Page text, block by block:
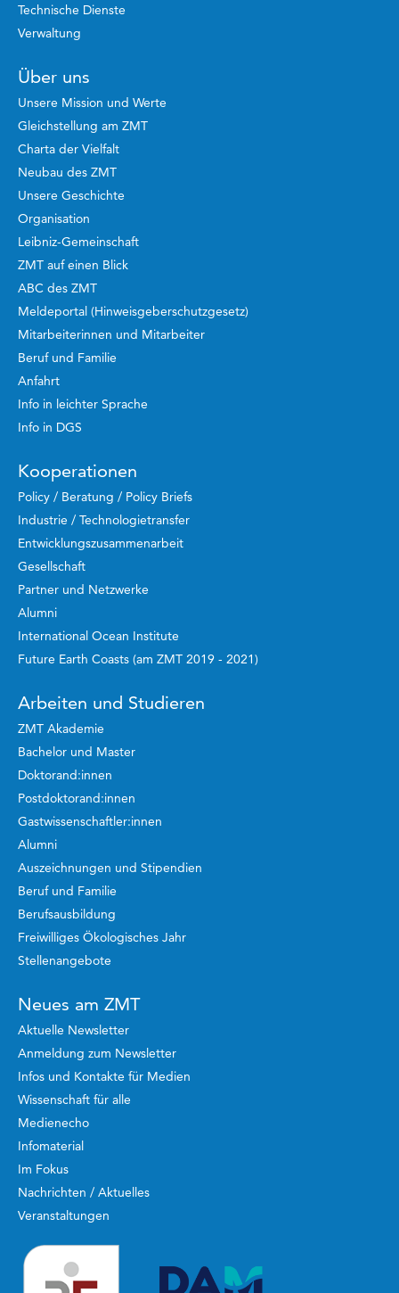
Technische Dienste
Verwaltung
Über uns
Unsere Mission und Werte
Gleichstellung am ZMT
Charta der Vielfalt
Neubau des ZMT
Unsere Geschichte
Organisation
Leibniz-Gemeinschaft
ZMT auf einen Blick
ABC des ZMT
Meldeportal (Hinweisgeberschutzgesetz)
Mitarbeiterinnen und Mitarbeiter
Beruf und Familie
Anfahrt
Info in leichter Sprache
Info in DGS
Kooperationen
Policy / Beratung / Policy Briefs
Industrie / Technologietransfer
Entwicklungszusammenarbeit
Gesellschaft
Partner und Netzwerke
Alumni
International Ocean Institute
Future Earth Coasts (am ZMT 2019 - 2021)
Arbeiten und Studieren
ZMT Akademie
Bachelor und Master
Doktorand:innen
Postdoktorand:innen
Gastwissenschaftler:innen
Alumni
Auszeichnungen und Stipendien
Beruf und Familie
Berufsausbildung
Freiwilliges Ökologisches Jahr
Stellenangebote
Neues am ZMT
Aktuelle Newsletter
Anmeldung zum Newsletter
Infos und Kontakte für Medien
Wissenschaft für alle
Medienecho
Infomaterial
Im Fokus
Nachrichten / Aktuelles
Veranstaltungen